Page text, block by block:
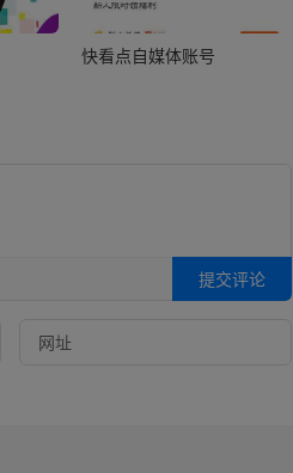
快看点自媒体账号
提交评论